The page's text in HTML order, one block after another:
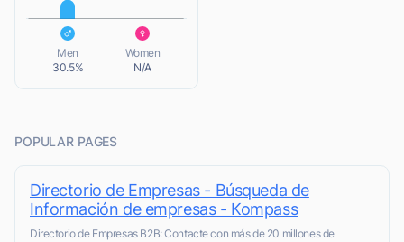
Men
30.5%
Women
N/A
POPULAR PAGES
Directorio de Empresas - Búsqueda de
Información de empresas - Kompass
Directorio de Empresas B2B: Contacte con más de 20 millones de